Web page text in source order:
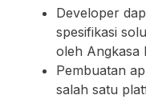
Developer
spesifikasi
oleh Angkasa
Pembuatan
salah satu